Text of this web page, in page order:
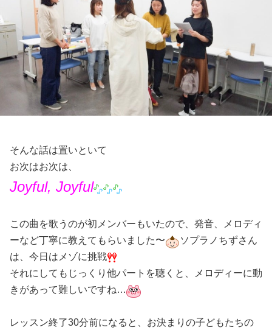
そんな話は置いといて
お次はお次は、
Joyful, Joyful
この曲を歌うのが初メンバーもいたので、発音、メロディ
ーなど丁寧に教えてもらいました〜
ソプラノちずさん
は、今日はメゾに挑戦
それにしてもじっくり他パートを聴くと、メロディーに動
きがあって難しいですね…
レッスン終了30分前になると、お決まりの子どもたちの